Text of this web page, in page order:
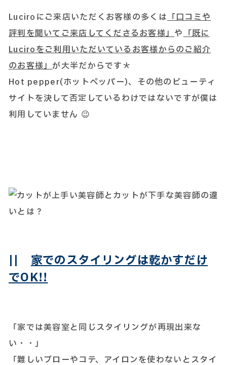
Luciroにご来店いただくお客様の多くは「口コミや
評判を聞いてご来店してくださるお客様」や「既に
Luciroをご利用いただいているお客様からのご紹介
のお客様」が大半だからです＊
Hot pepper(ホットペッパー)、その他のビューティ
サイトを決して否定しているわけではないですが僕は
利用していません 😉
||家でのスタイリングは乾かすだけ
でOK!!
「家では美容室と同じスタイリングが再現出来な
い・・」
「難しいブローやコテ、アイロンを使わないとスタイ